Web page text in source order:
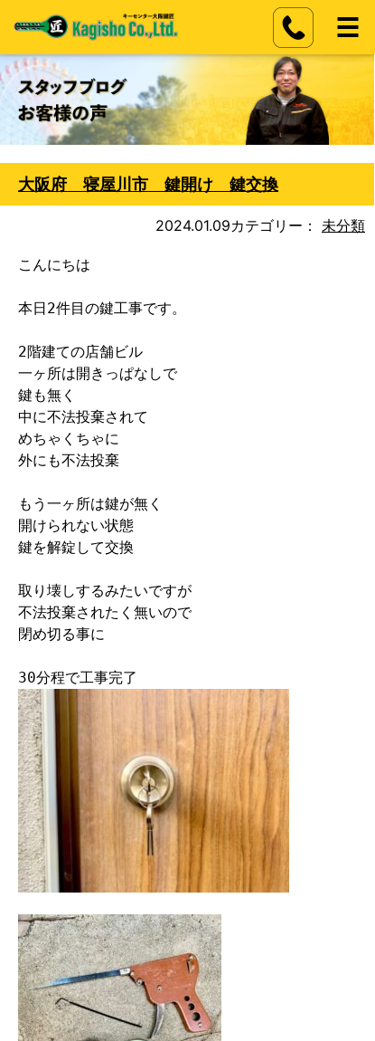
大阪府 寝屋川市 鍵開け 鍵交換
2024.01.09カテゴリー： 未分類
こんにちは
本日2件目の鍵工事です。
2階建ての店舗ビル
一ヶ所は開きっぱなしで
鍵も無く
中に不法投棄されて
めちゃくちゃに
外にも不法投棄
もう一ヶ所は鍵が無く
開けられない状態
鍵を解錠して交換
取り壊しするみたいですが
不法投棄されたく無いので
閉め切る事に